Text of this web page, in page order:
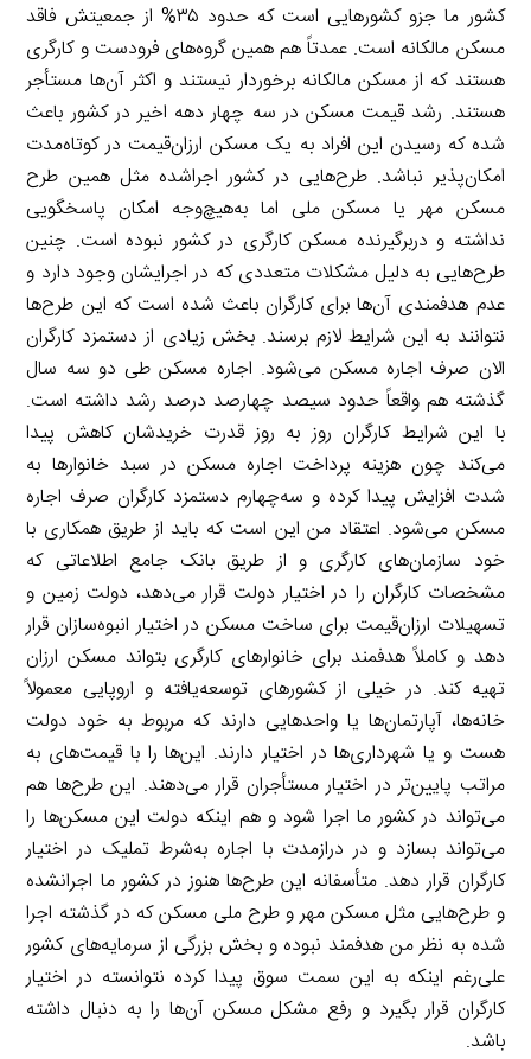
کشور ما جزو کشورهایی است که حدود ۳۵% از جمعیتش فاقد
مسکن مالکانه است. عمدتاً هم همین گروه‌های فرودست و کارگری
هستند که از مسکن مالکانه برخوردار نیستند و اکثر آن‌ها مستأجر
هستند. رشد قیمت مسکن در سه چهار دهه اخیر در کشور باعث
شده که رسیدن این افراد به یک مسکن ارزان‌قیمت در کوتاه‌مدت
امکان‌پذیر نباشد. طرح‌هایی در کشور اجراشده مثل همین طرح
مسکن مهر یا مسکن ملی اما به‌هیچ‌وجه امکان پاسخگویی
نداشته و دربرگیرنده مسکن کارگری در کشور نبوده است. چنین
طرح‌هایی به دلیل مشکلات متعددی که در اجرایشان وجود دارد و
عدم هدفمندی آن‌ها برای کارگران باعث شده است که این طرح‌ها
نتوانند به این شرایط لازم برسند. بخش زیادی از دستمزد کارگران
الان صرف اجاره مسکن می‌شود. اجاره مسکن طی دو سه سال
گذشته هم واقعاً حدود سیصد چهارصد درصد رشد داشته است.
با این شرایط کارگران روز به روز قدرت خریدشان کاهش پیدا
می‌کند چون هزینه پرداخت اجاره مسکن در سبد خانوارها به
شدت افزایش پیدا کرده و سه‌چهارم دستمزد کارگران صرف اجاره
مسکن می‌شود. اعتقاد من این است که باید از طریق همکاری با
خود سازمان‌های کارگری و از طریق بانک جامع اطلاعاتی که
مشخصات کارگران را در اختیار دولت قرار می‌دهد، دولت زمین و
تسهیلات ارزان‌قیمت برای ساخت مسکن در اختیار انبوه‌سازان قرار
دهد و کاملاً هدفمند برای خانوارهای کارگری بتواند مسکن ارزان
تهیه کند. در خیلی از کشورهای توسعه‌یافته و اروپایی معمولاً
خانه‌ها، آپارتمان‌ها یا واحدهایی دارند که مربوط به خود دولت
هست و یا شهرداری‌ها در اختیار دارند. این‌ها را با قیمت‌های به
مراتب پایین‌تر در اختیار مستأجران قرار می‌دهند. این طرح‌ها هم
می‌تواند در کشور ما اجرا شود و هم اینکه دولت این مسکن‌ها را
می‌تواند بسازد و در درازمدت با اجاره به‌شرط تملیک در اختیار
کارگران قرار دهد. متأسفانه این طرح‌ها هنوز در کشور ما اجرانشده
و طرح‌هایی مثل مسکن مهر و طرح ملی مسکن که در گذشته اجرا
شده به نظر من هدفمند نبوده و بخش بزرگی از سرمایه‌های کشور
علی‌رغم اینکه به این سمت سوق پیدا کرده نتوانسته در اختیار
کارگران قرار بگیرد و رفع مشکل مسکن آن‌ها را به دنبال داشته
باشد.